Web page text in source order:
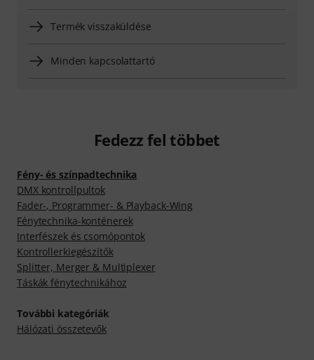
Termék visszaküldése
Minden kapcsolattartó
Fedezz fel többet
Fény- és színpadtechnika
DMX kontrollpultok
Fader-, Programmer- & Playback-Wing
Fénytechnika-konténerek
Interfészek és csomópontok
Kontrollerkiegészítők
Splitter, Merger & Multiplexer
Táskák fénytechnikához
További kategóriák
Hálózati összetevők